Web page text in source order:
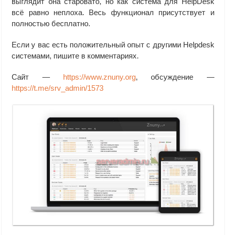
всё равно неплоха. Весь функционал присутствует и
полностью бесплатно.
Если у вас есть положительный опыт с другими Helpdesk
системами, пишите в комментариях.
Сайт — https://www.znuny.org, обсуждение —
https://t.me/srv_admin/1573